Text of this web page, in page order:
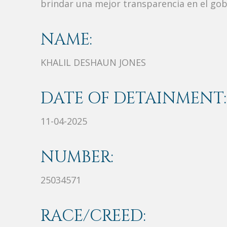
brindar una mejor transparencia en el
NAME:
KHALIL DESHAUN JONES
DATE OF DETAINMENT:
11-04-2025
NUMBER:
25034571
RACE/CREED: